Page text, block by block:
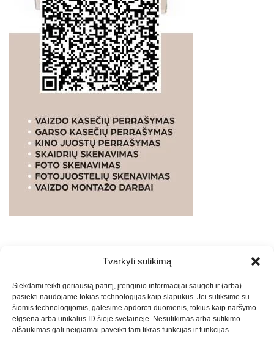
Tvarkyti sutikimą
Siekdami teikti geriausią patirtį, įrenginio informacijai saugoti ir (arba)
pasiekti naudojame tokias technologijas kaip slapukus. Jei sutiksime su
šiomis technologijomis, galėsime apdoroti duomenis, tokius kaip naršymo
elgsena arba unikalūs ID šioje svetainėje. Nesutikimas arba sutikimo
atšaukimas gali neigiamai paveikti tam tikras funkcijas ir funkcijas.
PASLAUGOS. SEO tekstų rašymas, turinio kūrimas,
straipsnių rašymas ir talpinimas į mūsų valdomas
svetaines.2026Armijai.LTTheme: Express News ByAdore
Themes.